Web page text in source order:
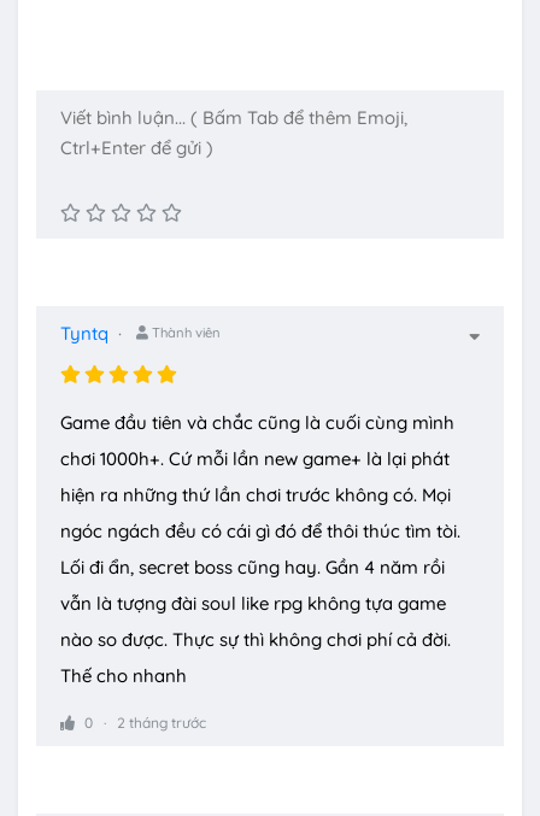
Tyntq Thành viên
Game đầu tiên và chắc cũng là cuối cùng mình
chơi 1000h+. Cứ mỗi lần new game+ là lại phát
hiện ra những thứ lần chơi trước không có. Mọi
ngóc ngách đều có cái gì đó để thôi thúc tìm tòi.
Lối đi ẩn, secret boss cũng hay. Gần 4 năm rồi
vẫn là tượng đài soul like rpg không tựa game
nào so được. Thực sự thì không chơi phí cả đời.
Thế cho nhanh
0 2 tháng trước